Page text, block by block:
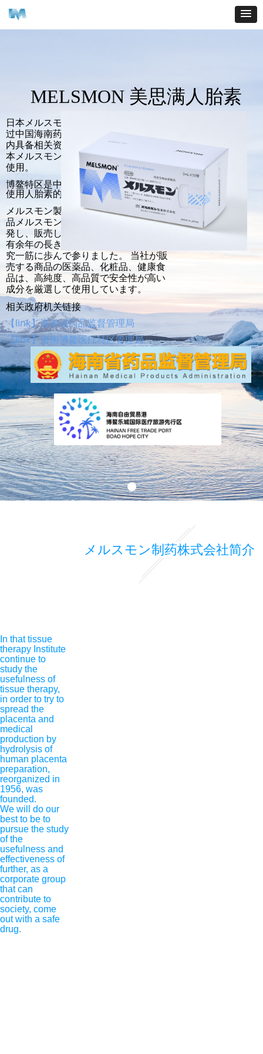
MELSMON 美思满人胎素
日本メルスモン/人胎素于2022年4月通
过中国海南药监局博鳌特区审批，特区
内具备相关资质的医疗机构可直接向日
本メルスモン原厂特批进口，于机构内
使用。
博鳌特区是中国唯一能够直接合法进口
使用人胎素的地区。
メルスモン製薬は、1956年医療用医薬
品メルスモン（薬価収載1959年）を開
発し、販売しました。創業以来、七十
有余年の長きにわたりプラセンタの研
究一筋に歩んで参りました。 当社が販
売する商品の医薬品、化粧品、健康食
品は、高純度、高品質で安全性が高い
成分を厳選して使用しています。
相关政府机关链接
【link】海南省药品监督管理局
【link】海南博鳌医疗特区管理局
メルスモン制药株式会社简介
In that tissue
therapy Institute
continue to
study the
usefulness of
tissue therapy,
in order to try to
spread the
placenta and
medical
production by
hydrolysis of
human placenta
preparation,
reorganized in
1956, was
founded.
We will do our
best to be to
pursue the study
of the
usefulness and
effectiveness of
further, as a
corporate group
that can
contribute to
society, come
out with a safe
drug.